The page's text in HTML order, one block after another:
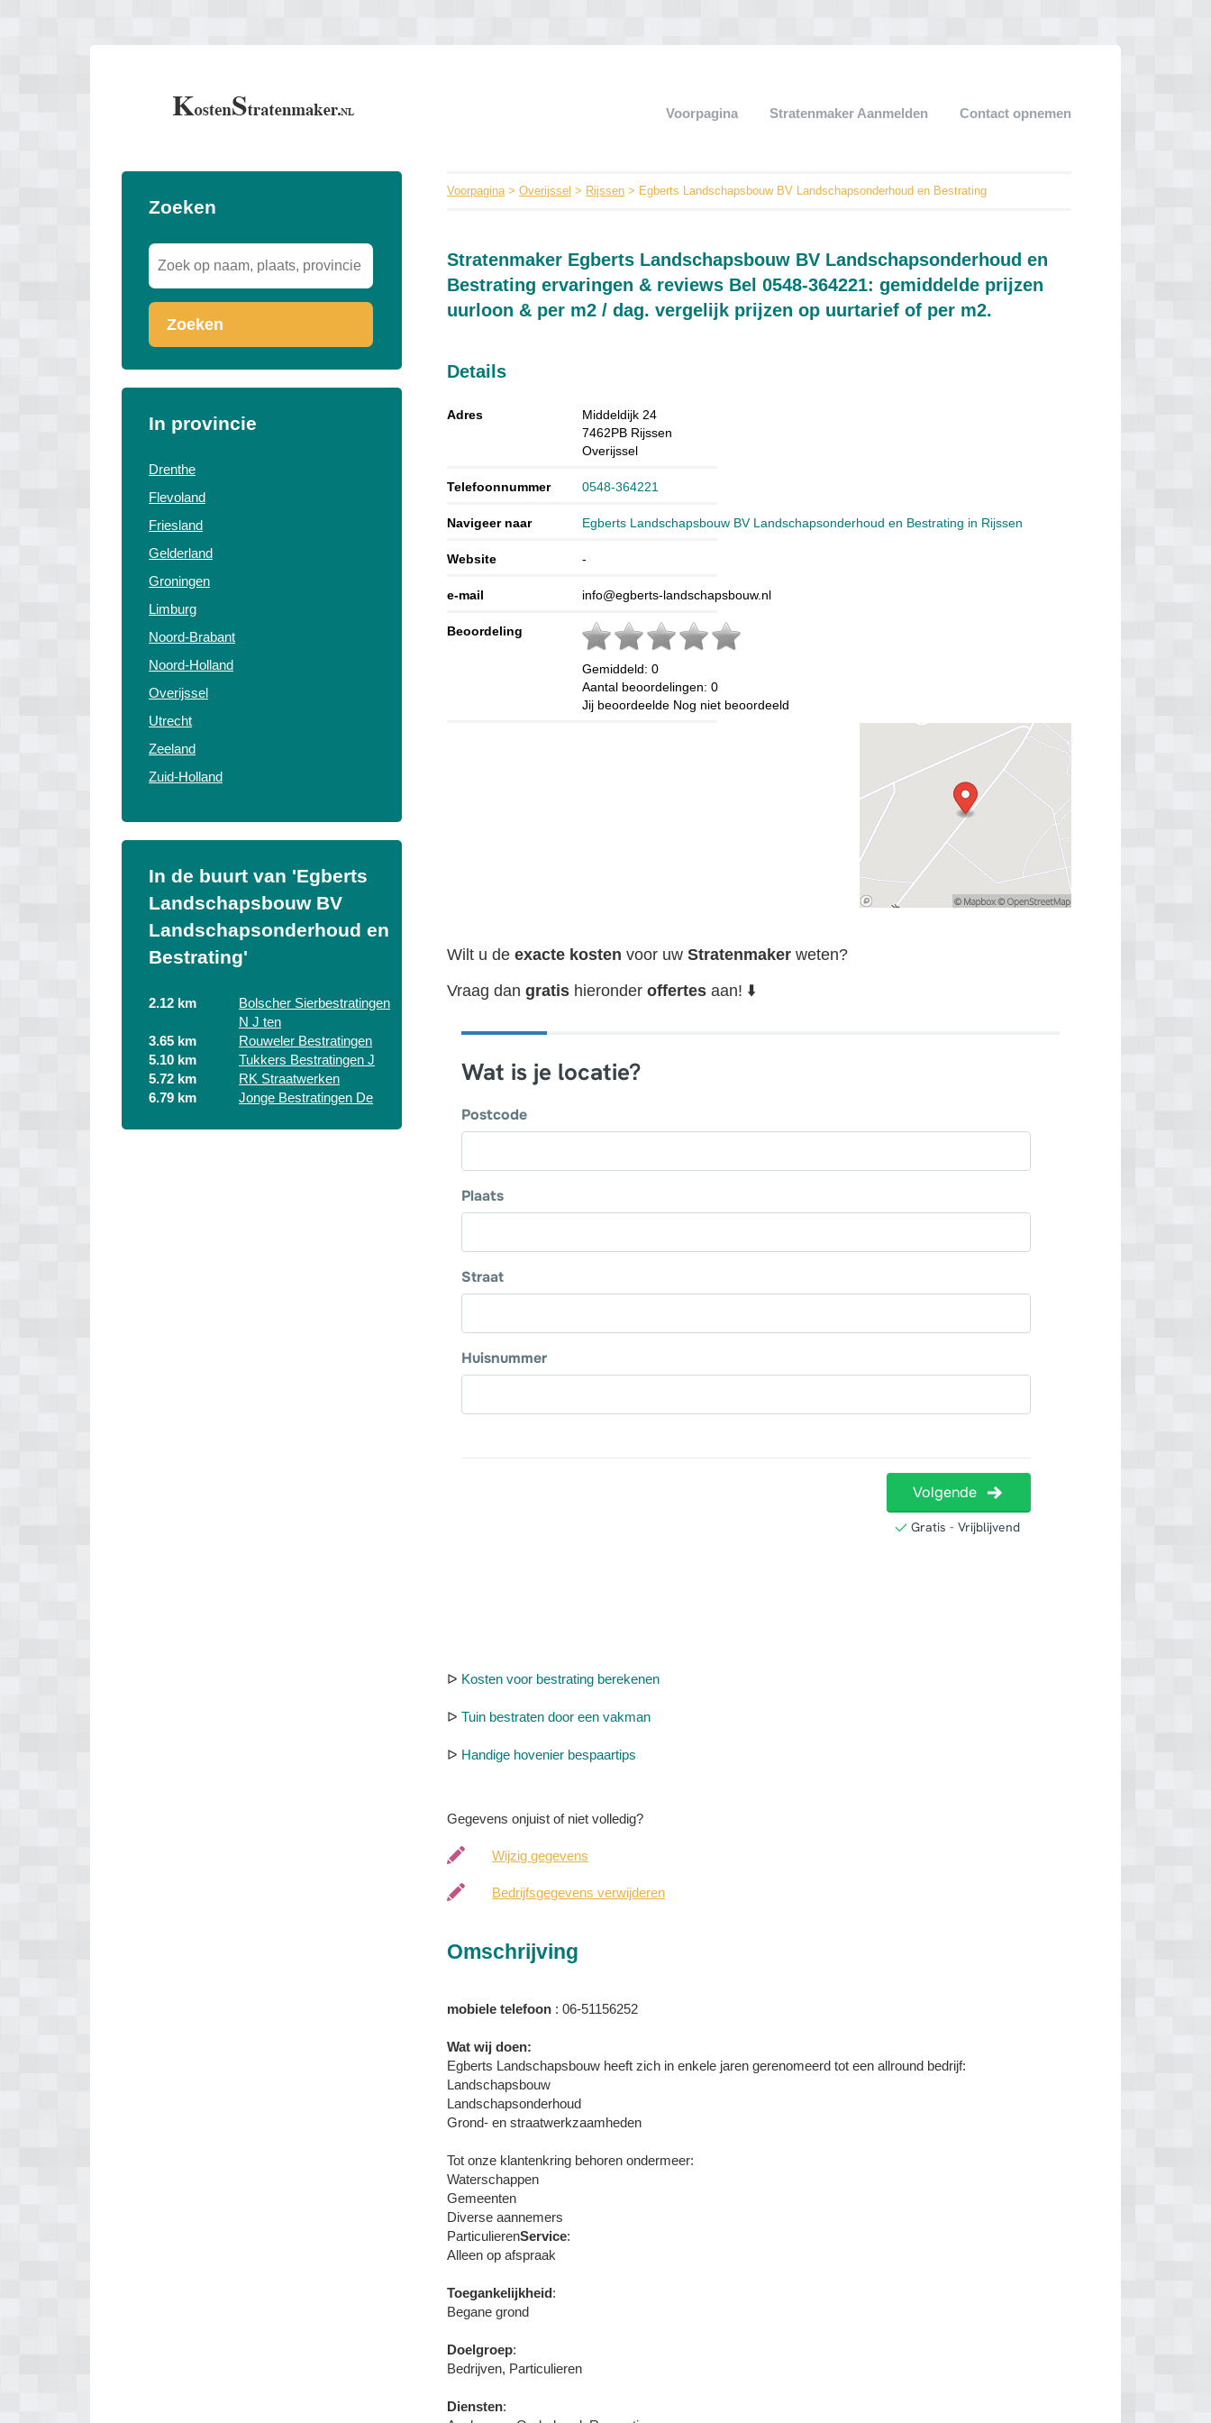
Voorpagina Stratenmaker Aanmelden Contact opnemen
Zoeken
Zoeken
In provincie
Drenthe
Flevoland
Friesland
Gelderland
Groningen
Limburg
Noord-Brabant
Noord-Holland
Overijssel
Utrecht
Zeeland
Zuid-Holland
In de buurt van 'Egberts
Landschapsbouw BV
Landschapsonderhoud en
Bestrating'
2.12 km
Bolscher Sierbestratingen
N J ten
3.65 km
Rouweler Bestratingen
5.10 km
Tukkers Bestratingen J
5.72 km
RK Straatwerken
6.79 km
Jonge Bestratingen De
Voorpagina>Overijssel > Rijssen > Egberts Landschapsbouw BV Landschapsonderhoud en Bestrating
Stratenmaker Egberts Landschapsbouw BV Landschapsonderhoud en
Bestrating ervaringen & reviews Bel 0548-364221: gemiddelde prijzen
uurloon & per m2 / dag. vergelijk prijzen op uurtarief of per m2.
Details
Adres
Middeldijk 24
7462PB Rijssen
Overijssel
Telefoonnummer 0548-364221
Navigeer naar Egberts Landschapsbouw BV Landschapsonderhoud en Bestrating in Rijssen
Website -
e-mail info@egberts-landschapsbouw.nl
Beoordeling
Gemiddeld:0
Aantal beoordelingen:0
Jij beoordeelde Nog niet beoordeeld
Wilt u deexacte kosten voor uwStratenmaker weten?
Vraag dangratis hieronderoffertes aan! ⬇️
ᐅ Kosten voor bestrating berekenen
ᐅTuin bestraten door een vakman
ᐅ Handige hovenier bespaartips
Gegevens onjuist of niet volledig?
Wijzig gegevens
Bedrijfsgegevens verwijderen
Omschrijving
mobiele telefoon : 06-51156252
Wat wij doen:
Egberts Landschapsbouw heeft zich in enkele jaren gerenomeerd tot een allround bedrijf:
Landschapsbouw
Landschapsonderhoud
Grond- en straatwerkzaamheden
Tot onze klantenkring behoren ondermeer:
Waterschappen
Gemeenten
Diverse aannemers
ParticulierenService:
Alleen op afspraak
Toegankelijkheid:
Begane grond
Doelgroep:
Bedrijven, Particulieren
Diensten: